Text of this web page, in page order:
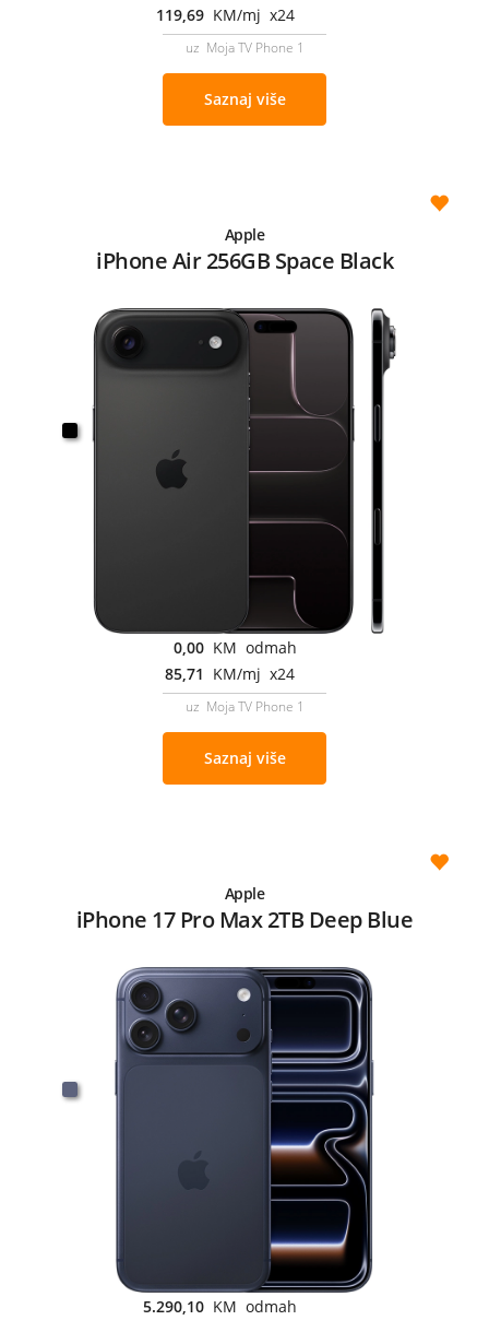
119,69 KM/mj x24
uz Moja TV Phone 1
Saznaj više
Apple
iPhone Air 256GB Space Black
0,00 KM odmah
85,71 KM/mj x24
uz Moja TV Phone 1
Saznaj više
Apple
iPhone 17 Pro Max 2TB Deep Blue
5.290,10 KM odmah